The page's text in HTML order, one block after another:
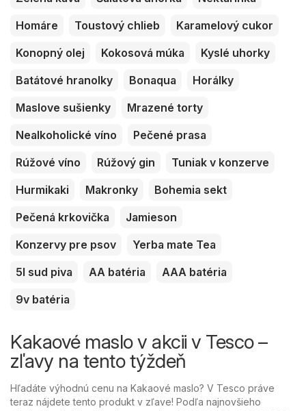
Homáre
Toustový chlieb
Karamelový cukor
Konopný olej
Kokosová múka
Kyslé uhorky
Batátové hranolky
Bonaqua
Horálky
Maslove sušienky
Mrazené torty
Nealkoholické víno
Pečené prasa
Rúžové víno
Rúžový gin
Tuniak v konzerve
Hurmikaki
Makronky
Bohemia sekt
Pečená krkovička
Jamieson
Konzervy pre psov
Yerba mate Tea
5l sud piva
AA batéria
AAA batéria
9v batéria
Kakaové maslo v akcii v Tesco –
zľavy na tento týždeň
Hľadáte výhodnú cenu na Kakaové maslo? V Tesco práve
teraz nájdete tento produkt v zľave! Podľa najnovšieho